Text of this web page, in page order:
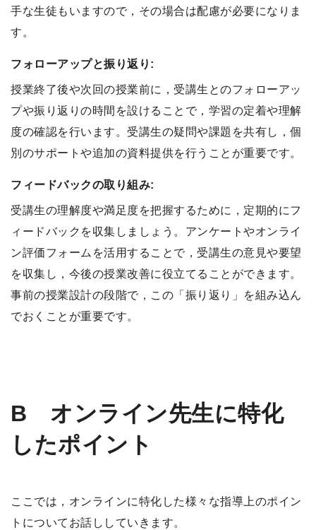
手な生徒もいますので，その場合は配慮が必要になりま
す。
フォローアップと振り返り:
授業終了後や次回の授業前に，受講生とのフォローアッ
プや振り返りの時間を設けることで，学習の定着や理解
度の確認を行います。受講生の疑問や課題を共有し，個
別のサポートや追加の資料提供を行うことが重要です。
フィードバックの取り組み:
受講生の理解度や満足度を把握するために，定期的にフ
ィードバックを収集しましょう。アンケートやオンライ
ン評価フォームを活用することで，受講生の意見や要望
を収集し，今後の授業改善に役立てることができます。
事前の授業設計の段階で，この「振り返り」を組み込ん
でおくことが重要です。
B
オンライン先生に特化
したポイント
ここでは，オンラインに特化した様々な指導上のポイン
トについてお話ししていきます。